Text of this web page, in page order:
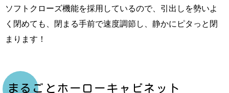
ソフトクローズ機能を採用しているので、引出しを勢いよ
く閉めても、閉まる手前で速度調節し、静かにピタっと閉
まります！
まるごとホーローキャビネット